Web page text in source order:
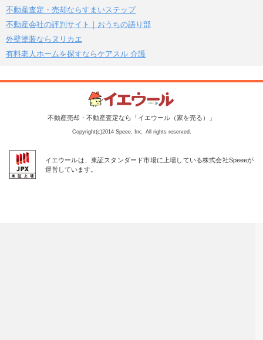
不動産査定・売却ならすまいステップ
不動産会社の評判サイト｜おうちの語り部
外壁塗装ならヌリカエ
有料老人ホームを探すならケアスル 介護
不動産売却・不動産査定なら「イエウール（家を売る）」
Copyright(c)2014 Speee, Inc. All rights reserved.
イエウールは、東証スタンダード市場に上場している株式会社Speeeが
運営しています。